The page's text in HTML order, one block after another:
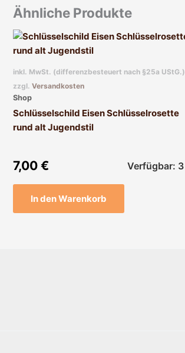
Ähnliche Produkte
inkl. MwSt. (differenzbesteuert nach §25a UStG.)
zzgl. Versandkosten
Shop
Schlüsselschild Eisen Schlüsselrosette
rund alt Jugendstil
7,00 € Verfügbar: 3
In den Warenkorb